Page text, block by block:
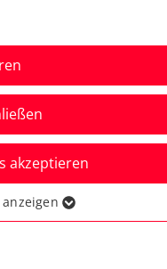
akzeptieren
Funktionen der
dass die Webseite
anzeigen